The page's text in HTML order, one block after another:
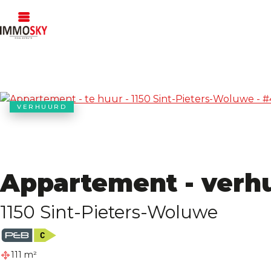
Appartement -
1150 Sint-Pieters-Woluwe
111 m²
VERHUURD